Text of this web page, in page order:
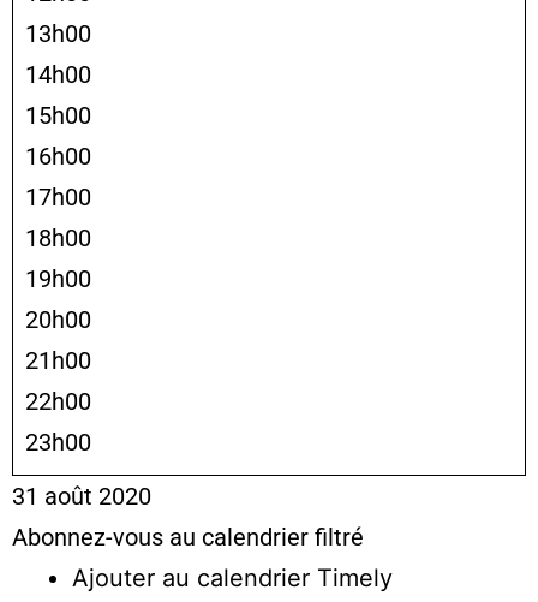
13h00
14h00
15h00
16h00
17h00
18h00
19h00
20h00
21h00
22h00
23h00
31 août 2020
Abonnez-vous au calendrier filtré
Ajouter au calendrier Timely